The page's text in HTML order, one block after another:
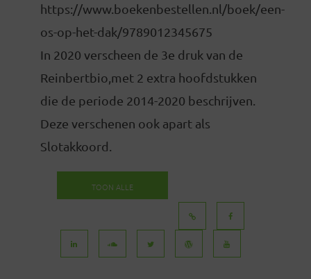
https://www.boekenbestellen.nl/boek/een-
os-op-het-dak/9789012345675
In 2020 verscheen de 3e druk van de
Reinbertbio,met 2 extra hoofdstukken
die de periode 2014-2020 beschrijven.
Deze verschenen ook apart als
Slotakkoord.
TOON ALLE